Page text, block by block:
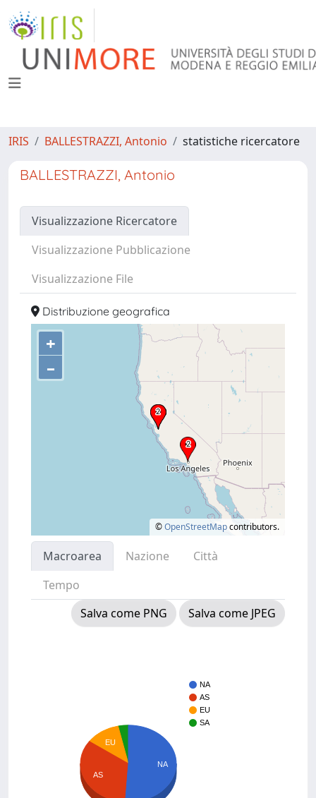
IRIS BALLESTRAZZI, Antonio statistiche ricercatore
BALLESTRAZZI, Antonio
Visualizzazione Ricercatore
Visualizzazione Pubblicazione
Visualizzazione File
Distribuzione geografica
+
–
©OpenStreetMapcontributors.
Macroarea Nazione
Città
Tempo
Salva come PNG
Salva come JPEG
NA
AS
EU
SA
EU
AS
NA